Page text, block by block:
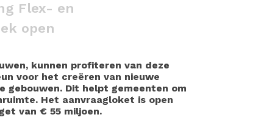
Flex- en
open
kunnen profiteren van deze
voor het creëren van nieuwe
gebouwen. Dit helpt gemeenten om
Het aanvraagloket is open
van € 55 miljoen.